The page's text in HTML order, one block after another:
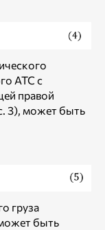
АТС с
правой
3), может быть
груза
быть